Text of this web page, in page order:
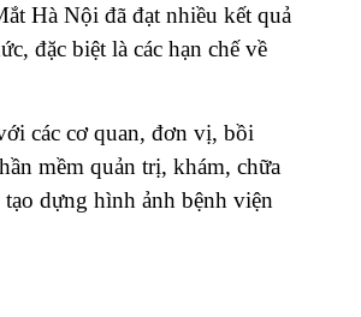
Hà Nội đã đạt nhiều kết quả
đặc biệt là các hạn chế về
các cơ quan, đơn vị, bồi
mềm quản trị, khám, chữa
dựng hình ảnh bệnh viện